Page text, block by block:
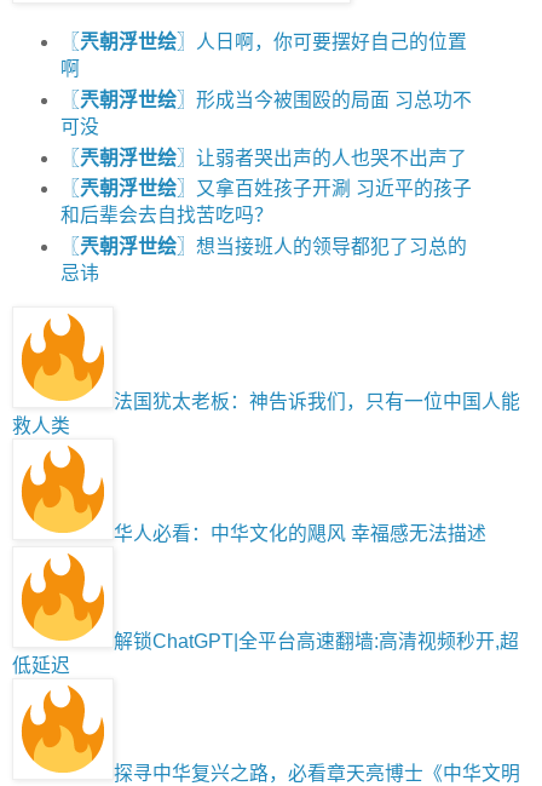
〖 兲朝浮世绘〗人日啊，你可要摆好自己的位置
啊
〖 兲朝浮世绘〗形成当今被围殴的局面 习总功不
可没
〖 兲朝浮世绘〗让弱者哭出声的人也哭不出声了
〖 兲朝浮世绘〗又拿百姓孩子开涮 习近平的孩子
和后辈会去自找苦吃吗？
〖 兲朝浮世绘〗想当接班人的领导都犯了习总的
忌讳
法国犹太老板：神告诉我们，只有一位中国人能
救人类
华人必看：中华文化的飓风 幸福感无法描述
解锁ChatGPT|全平台高速翻墙:高清视频秒开,超
低延迟
探寻中华复兴之路，必看章天亮博士《中华文明